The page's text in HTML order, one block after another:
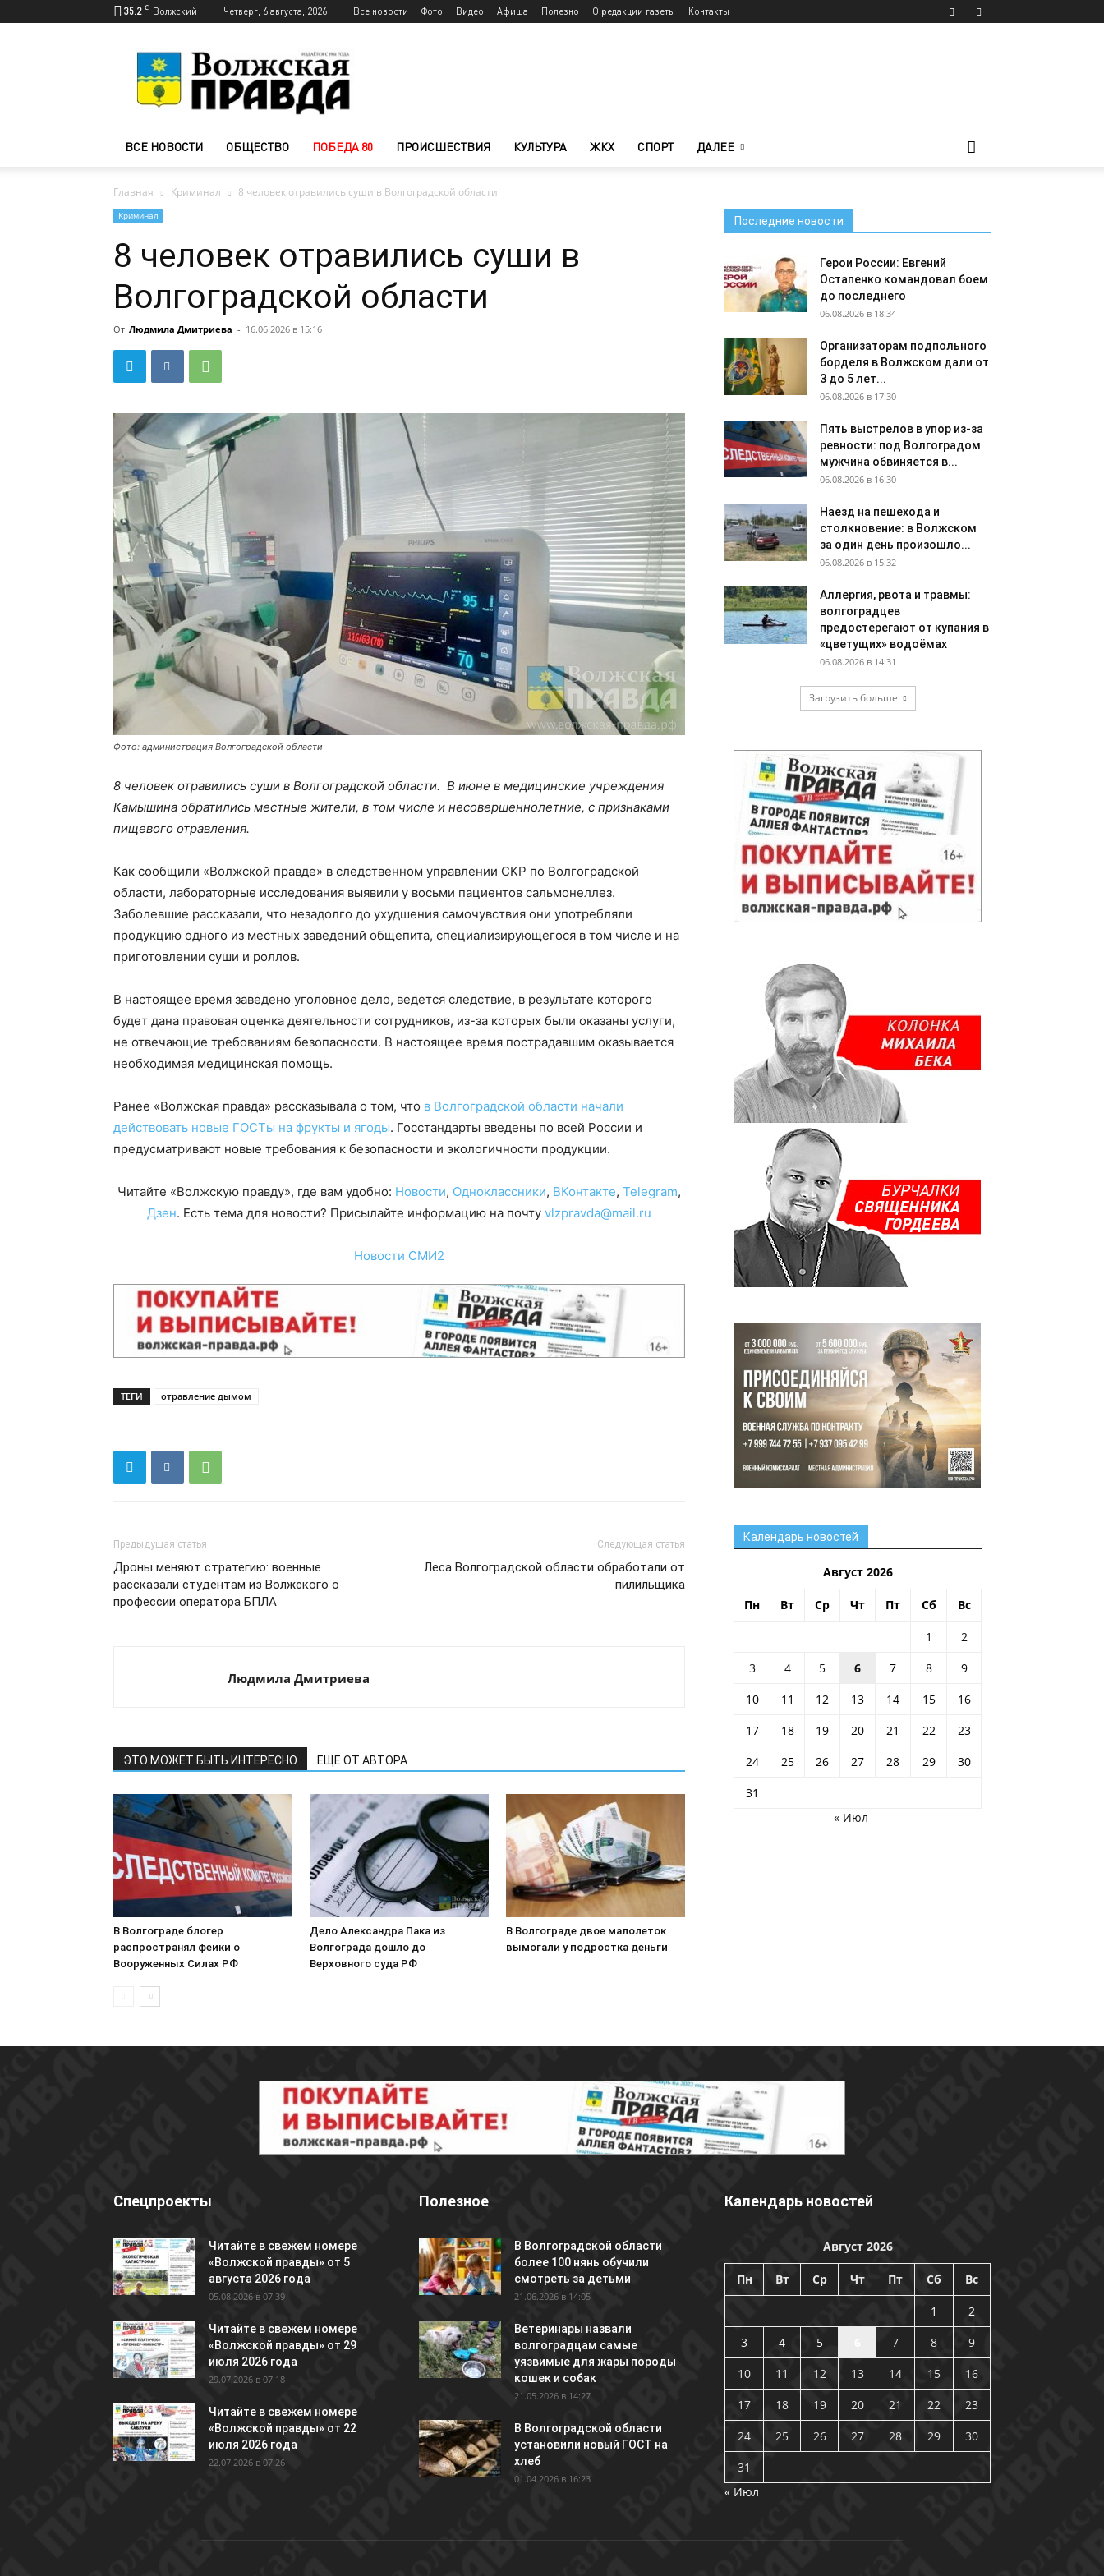
35.2 C Волжский Четверг, 6 августа, 2026 Все новости Фото Видео Афиша Полезно О редакции газеты Контакты
Волжского
—
Волжская
ВСЕ НОВОСТИ ОБЩЕСТВО ПОБЕДА 80 ПРОИСШЕСТВИЯ КУЛЬТУРА ЖКХ СПОРТ ДАЛЕЕ
Главная Криминал 8 человек отравились суши в Волгоградской области
Криминал
8 человек отравились суши в
Волгоградской области
От Людмила Дмитриева - 16.06.2026 в 15:16
Фото: администрация Волгоградской области
8 человек отравились суши в Волгоградской области. В июне в медицинские учреждения
Камышина обратились местные жители, в том числе и несовершеннолетние, с признаками
пищевого отравления.
Как сообщили «Волжской правде» в следственном управлении СКР по Волгоградской
области, лабораторные исследования выявили у восьми пациентов сальмонеллез.
Заболевшие рассказали, что незадолго до ухудшения самочувствия они употребляли
продукцию одного из местных заведений общепита, специализирующегося в том числе и на
приготовлении суши и роллов.
В настоящее время заведено уголовное дело, ведется следствие, в результате которого
будет дана правовая оценка деятельности сотрудников, из-за которых были оказаны услуги,
не отвечающие требованиям безопасности. В настоящее время пострадавшим оказывается
необходимая медицинская помощь.
Ранее «Волжская правда» рассказывала о том, что в Волгоградской области начали
действовать новые ГОСТы на фрукты и ягоды. Госстандарты введены по всей России и
предусматривают новые требования к безопасности и экологичности продукции.
Читайте «Волжскую правду», где вам удобно: Новости, Одноклассники, ВКонтакте, Telegram,
Дзен. Есть тема для новости? Присылайте информацию на почту vlzpravda@mail.ru
Новости СМИ2
ТЕГИ отравление дымом
Предыдущая статья
Дроны меняют стратегию: военные
рассказали студентам из Волжского о
профессии оператора БПЛА
Следующая статья
Леса Волгоградской области обработали от
пилильщика
Людмила Дмитриева
ЭТО МОЖЕТ БЫТЬ ИНТЕРЕСНО ЕЩЕ ОТ АВТОРА
В Волгограде блогер
распространял фейки о
Вооруженных Силах РФ
Дело Александра Пака из
Волгограда дошло до
Верховного суда РФ
В Волгограде двое малолеток
вымогали у подростка деньги
Последние новости
Герои России: Евгений
Остапенко командовал боем
до последнего
06.08.2026 в 18:34
Организаторам подпольного
борделя в Волжском дали от
3 до 5 лет...
06.08.2026 в 17:30
Пять выстрелов в упор из-за
ревности: под Волгоградом
мужчина обвиняется в...
06.08.2026 в 16:30
Наезд на пешехода и
столкновение: в Волжском
за один день произошло...
06.08.2026 в 15:32
Аллергия, рвота и травмы:
волгоградцев
предостерегают от купания в
«цветущих» водоёмах
06.08.2026 в 14:31
Загрузить больше
Календарь новостей
Август 2026
Пн Вт Ср Чт Пт Сб Вс
1
2
3
4 5 6 7 8
9
10
11 12 13 14 15
16
17
18 19 20 21 22
23
24
25 26 27 28 29
30
31
« Июл
Спецпроекты
Читайте в свежем номере
«Волжской правды» от 5
августа 2026 года
05.08.2026 в 07:39
Читайте в свежем номере
«Волжской правды» от 29
июля 2026 года
29.07.2026 в 07:18
Читайте в свежем номере
«Волжской правды» от 22
июля 2026 года
22.07.2026 в 07:26
Полезное
В Волгоградской области
более 100 нянь обучили
смотреть за детьми
21.06.2026 в 14:05
Ветеринары назвали
волгоградцам самые
уязвимые для жары породы
кошек и собак
21.05.2026 в 14:27
В Волгоградской области
установили новый ГОСТ на
хлеб
01.04.2026 в 16:23
Календарь новостей
Август 2026
Пн Вт Ср Чт Пт Сб Вс
1
2
3
4 5 7 8
9
10
11 12 13 14 15
16
17
18 19 20 21 22
23
24
25 26 27 28 29
30
31
« Июл